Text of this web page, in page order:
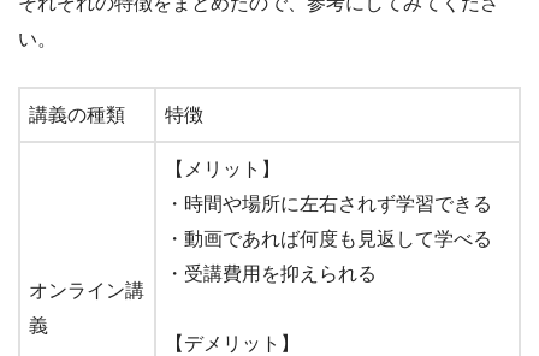
い。
講義の種類 特徴
オンライン講
義
【メリット】
・時間や場所に左右されず学習できる
・動画であれば何度も見返して学べる
・受講費用を抑えられる
【デメリット】